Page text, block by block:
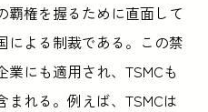
覇権を握るために直面して
による制裁である。この禁
にも適用され、TSMCも
れる。例えば、TSMCは